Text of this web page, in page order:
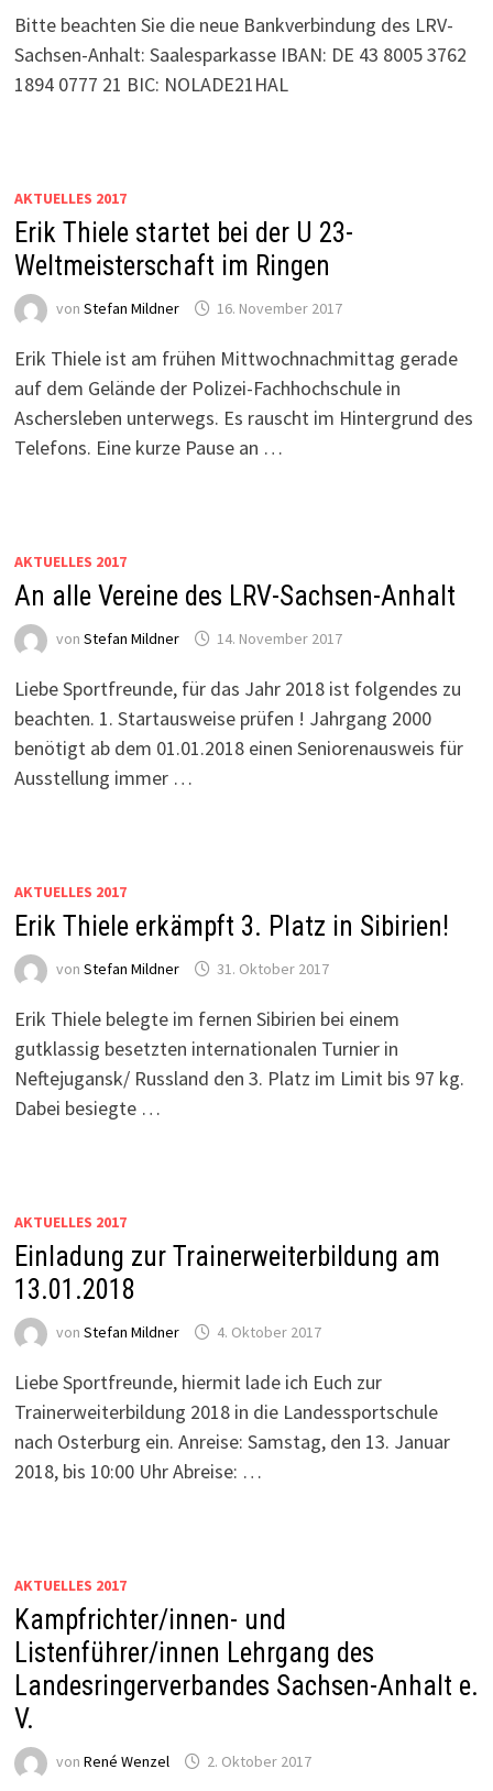
Bitte beachten Sie die neue Bankverbindung des LRV-
Sachsen-Anhalt: Saalesparkasse IBAN: DE 43 8005 3762
1894 0777 21 BIC: NOLADE21HAL
AKTUELLES 2017
Erik Thiele startet bei der U 23-
Weltmeisterschaft im Ringen
von Stefan Mildner 16. November 2017
Erik Thiele ist am frühen Mittwochnachmittag gerade
auf dem Gelände der Polizei-Fachhochschule in
Aschersleben unterwegs. Es rauscht im Hintergrund des
Telefons. Eine kurze Pause an …
AKTUELLES 2017
An alle Vereine des LRV-Sachsen-Anhalt
von Stefan Mildner 14. November 2017
Liebe Sportfreunde, für das Jahr 2018 ist folgendes zu
beachten. 1. Startausweise prüfen ! Jahrgang 2000
benötigt ab dem 01.01.2018 einen Seniorenausweis für
Ausstellung immer …
AKTUELLES 2017
Erik Thiele erkämpft 3. Platz in Sibirien!
von Stefan Mildner 31. Oktober 2017
Erik Thiele belegte im fernen Sibirien bei einem
gutklassig besetzten internationalen Turnier in
Neftejugansk/ Russland den 3. Platz im Limit bis 97 kg.
Dabei besiegte …
AKTUELLES 2017
Einladung zur Trainerweiterbildung am
13.01.2018
von Stefan Mildner 4. Oktober 2017
Liebe Sportfreunde, hiermit lade ich Euch zur
Trainerweiterbildung 2018 in die Landessportschule
nach Osterburg ein. Anreise: Samstag, den 13. Januar
2018, bis 10:00 Uhr Abreise: …
AKTUELLES 2017
Kampfrichter/innen- und
Listenführer/innen Lehrgang des
Landesringerverbandes Sachsen-Anhalt e.
V.
von René Wenzel 2. Oktober 2017